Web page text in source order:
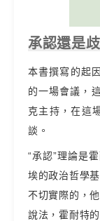
承認還是
本書撰寫的起
的一場會議，
克主持，在這
談。
“承認”理論是
埃的政治哲學
不切實際的，
說法，霍耐特